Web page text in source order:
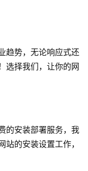
趋势，无论响应式还
选择我们，让你的网
的安装部署服务，我
的安装设置工作，